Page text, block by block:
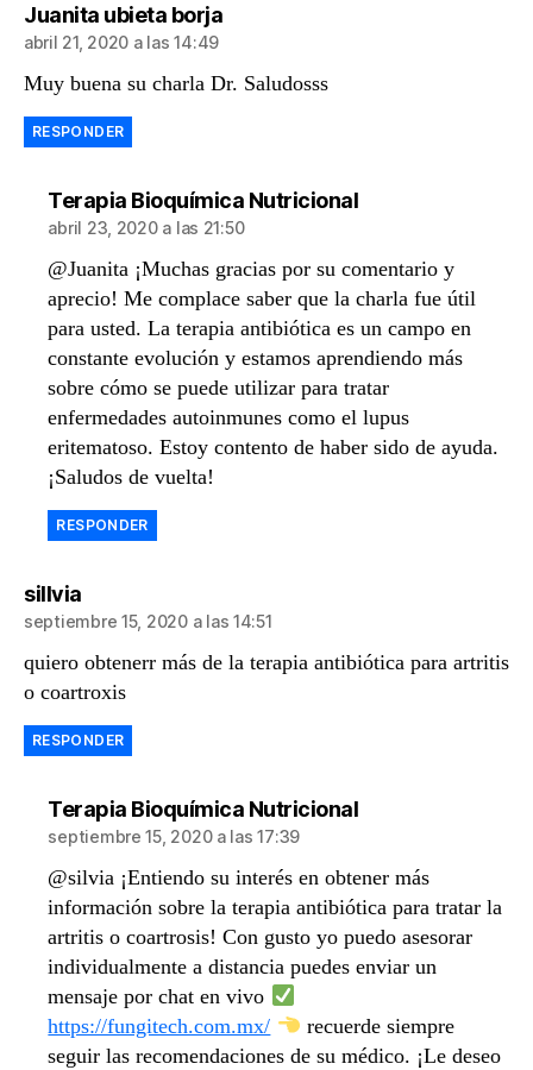
Juanita ubieta borjadice:
abril 21, 2020 a las 14:49
Muy buena su charla Dr. Saludosss
RESPONDER
Terapia Bioquímica Nutricionaldice:
abril 23, 2020 a las 21:50
@Juanita ¡Muchas gracias por su comentario y
aprecio! Me complace saber que la charla fue útil
para usted. La terapia antibiótica es un campo en
constante evolución y estamos aprendiendo más
sobre cómo se puede utilizar para tratar
enfermedades autoinmunes como el lupus
eritematoso. Estoy contento de haber sido de ayuda.
¡Saludos de vuelta!
RESPONDER
sillviadice:
septiembre 15, 2020 a las 14:51
quiero obtenerr más de la terapia antibiótica para artritis
o coartroxis
RESPONDER
Terapia Bioquímica Nutricionaldice:
septiembre 15, 2020 a las 17:39
@silvia ¡Entiendo su interés en obtener más
información sobre la terapia antibiótica para tratar la
artritis o coartrosis! Con gusto yo puedo asesorar
individualmente a distancia puedes enviar un
mensaje por chat en vivo
https://fungitech.com.mx/
recuerde siempre
seguir las recomendaciones de su médico. ¡Le deseo